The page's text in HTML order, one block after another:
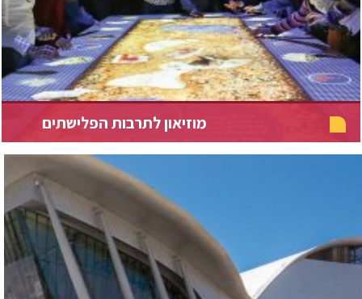
מוזיאון לתרבות הפלישתים